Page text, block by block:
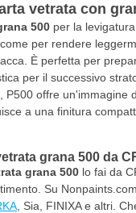
vetrata con
500 per la
per rendere
È perfetta per
per il successivo
P500 offre un'immagine
a una finitura
grana 500 da
grana 500 lo fai da
Su
, Sia, FINIXA e altri.